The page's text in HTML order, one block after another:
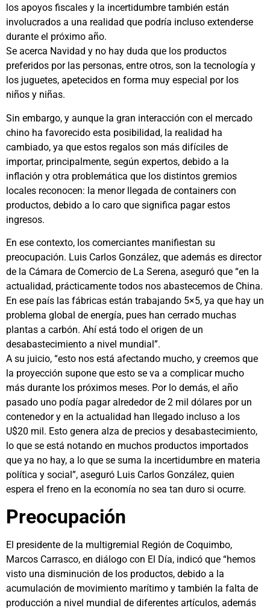
los apoyos fiscales y la incertidumbre también están
involucrados a una realidad que podría incluso extenderse
durante el próximo año.
Se acerca Navidad y no hay duda que los productos
preferidos por las personas, entre otros, son la tecnología y
los juguetes, apetecidos en forma muy especial por los
niños y niñas.
Sin embargo, y aunque la gran interacción con el mercado
chino ha favorecido esta posibilidad, la realidad ha
cambiado, ya que estos regalos son más difíciles de
importar, principalmente, según expertos, debido a la
inflación y otra problemática que los distintos gremios
locales reconocen: la menor llegada de containers con
productos, debido a lo caro que significa pagar estos
ingresos.
En ese contexto, los comerciantes manifiestan su
preocupación. Luis Carlos González, que además es director
de la Cámara de Comercio de La Serena, aseguró que “en la
actualidad, prácticamente todos nos abastecemos de China.
En ese país las fábricas están trabajando 5×5, ya que hay un
problema global de energía, pues han cerrado muchas
plantas a carbón. Ahí está todo el origen de un
desabastecimiento a nivel mundial”.
A su juicio, “esto nos está afectando mucho, y creemos que
la proyección supone que esto se va a complicar mucho
más durante los próximos meses. Por lo demás, el año
pasado uno podía pagar alrededor de 2 mil dólares por un
contenedor y en la actualidad han llegado incluso a los
U$20 mil. Esto genera alza de precios y desabastecimiento,
lo que se está notando en muchos productos importados
que ya no hay, a lo que se suma la incertidumbre en materia
política y social”, aseguró Luis Carlos González, quien
espera el freno en la economía no sea tan duro si ocurre.
Preocupación
El presidente de la multigremial Región de Coquimbo,
Marcos Carrasco, en diálogo con El Día, indicó que “hemos
visto una disminución de los productos, debido a la
acumulación de movimiento marítimo y también la falta de
producción a nivel mundial de diferentes artículos, además